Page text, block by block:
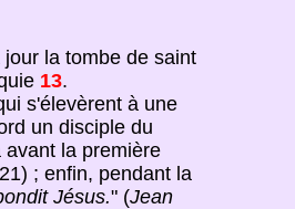
la tombe de saint
13.
s'élevèrent à une
un disciple du
la première
; enfin, pendant la
Jésus." (Jean